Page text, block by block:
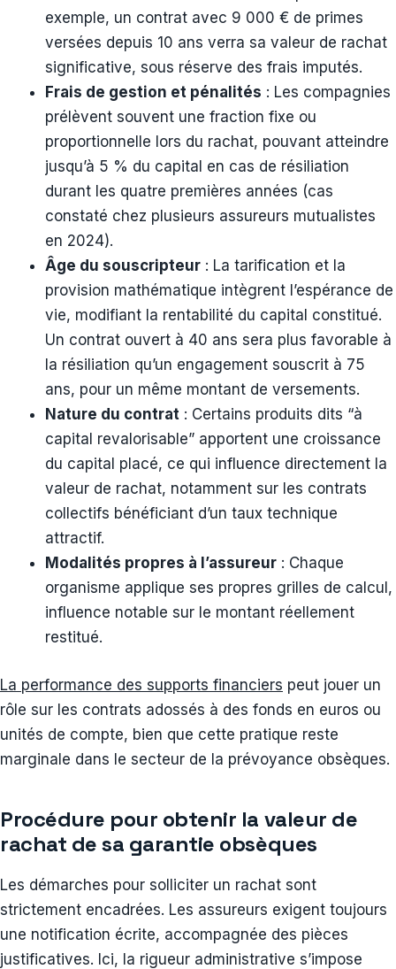
exemple, un contrat avec 9 000 € de primes
versées depuis 10 ans verra sa valeur de rachat
significative, sous réserve des frais imputés.
Frais de gestion et pénalités : Les compagnies
prélèvent souvent une fraction fixe ou
proportionnelle lors du rachat, pouvant atteindre
jusqu’à 5 % du capital en cas de résiliation
durant les quatre premières années (cas
constaté chez plusieurs assureurs mutualistes
en 2024).
Âge du souscripteur : La tarification et la
provision mathématique intègrent l’espérance de
vie, modifiant la rentabilité du capital constitué.
Un contrat ouvert à 40 ans sera plus favorable à
la résiliation qu’un engagement souscrit à 75
ans, pour un même montant de versements.
Nature du contrat : Certains produits dits “à
capital revalorisable” apportent une croissance
du capital placé, ce qui influence directement la
valeur de rachat, notamment sur les contrats
collectifs bénéficiant d’un taux technique
attractif.
Modalités propres à l’assureur : Chaque
organisme applique ses propres grilles de calcul,
influence notable sur le montant réellement
restitué.
La performance des supports financiers peut jouer un
rôle sur les contrats adossés à des fonds en euros ou
unités de compte, bien que cette pratique reste
marginale dans le secteur de la prévoyance obsèques.
Procédure pour obtenir la valeur de
rachat de sa garantie obsèques
Les démarches pour solliciter un rachat sont
strictement encadrées. Les assureurs exigent toujours
une notification écrite, accompagnée des pièces
justificatives. Ici, la rigueur administrative s’impose